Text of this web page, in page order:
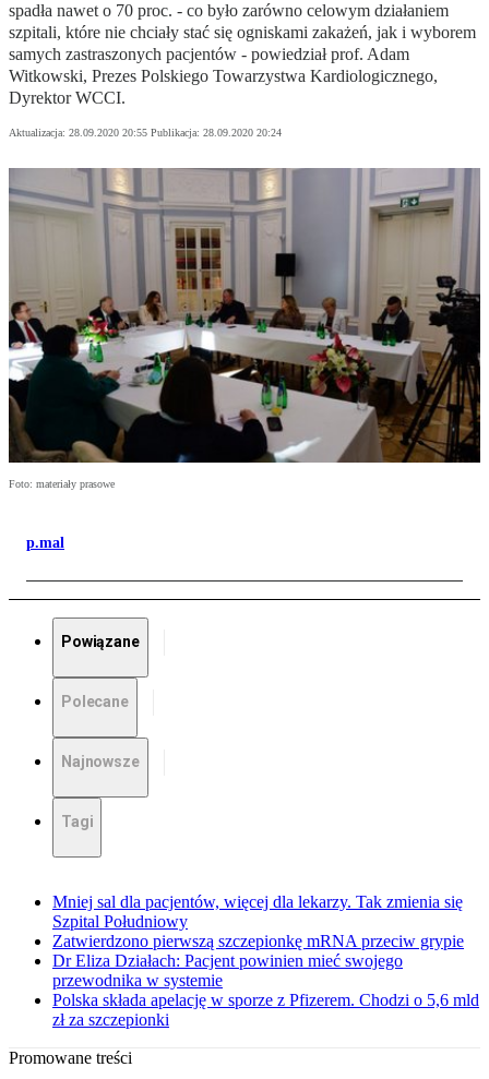
spadła nawet o 70 proc. - co było zarówno celowym działaniem
szpitali, które nie chciały stać się ogniskami zakażeń, jak i wyborem
samych zastraszonych pacjentów - powiedział prof. Adam
Witkowski, Prezes Polskiego Towarzystwa Kardiologicznego,
Dyrektor WCCI.
Aktualizacja: 28.09.2020 20:55 Publikacja: 28.09.2020 20:24
Foto: materiały prasowe
p.mal
Powiązane
Polecane
Najnowsze
Tagi
Mniej sal dla pacjentów, więcej dla lekarzy. Tak zmienia się
Szpital Południowy
Zatwierdzono pierwszą szczepionkę mRNA przeciw grypie
Dr Eliza Działach: Pacjent powinien mieć swojego
przewodnika w systemie
Polska składa apelację w sporze z Pfizerem. Chodzi o 5,6 mld
zł za szczepionki
Promowane treści